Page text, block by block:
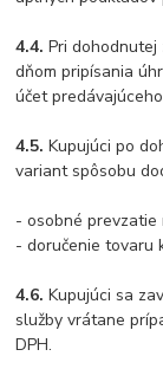
4.4. Pri
dňom pripísania
účet
4.5. Kupujúci po
variant spôsobu
- osobné prevzatie
- doručenie tovaru
4.6. Kupujúci sa
služby vrátane
DPH.